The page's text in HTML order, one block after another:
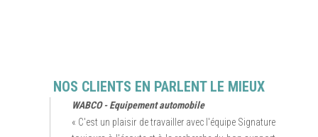
NOS CLIENTS EN PARLENT LE MIEUX
WABCO - Equipement automobile
« C'est un plaisir de travailler avec l'équipe Signature